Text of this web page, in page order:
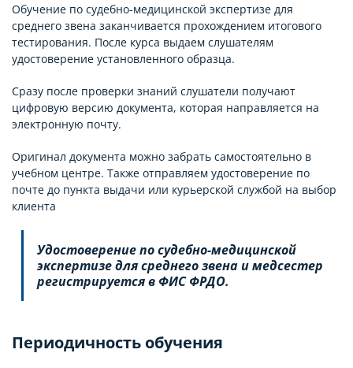
Обучение по судебно-медицинской экспертизе для
среднего звена заканчивается прохождением итогового
тестирования. После курса выдаем слушателям
удостоверение установленного образца.
Сразу после проверки знаний слушатели получают
цифровую версию документа, которая направляется на
электронную почту.
Оригинал документа можно забрать самостоятельно в
учебном центре. Также отправляем удостоверение по
почте до пункта выдачи или курьерской службой на выбор
клиента
Удостоверение по судебно-медицинской
экспертизе для среднего звена и медсестер
регистрируется в ФИС ФРДО.
Периодичность обучения